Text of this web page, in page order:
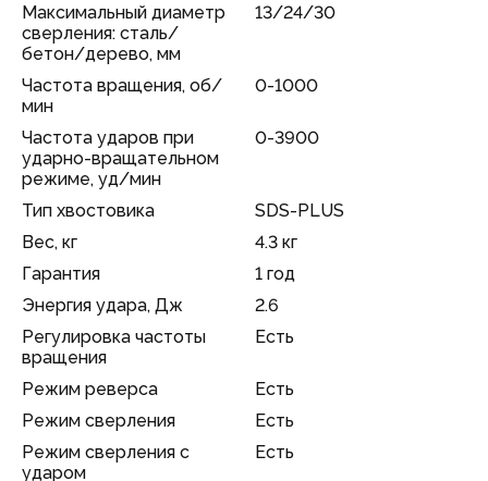
Максимальный диаметр
сверления: сталь/
бетон/дерево, мм
13/24/30
Частота вращения, об/
мин
0-1000
Частота ударов при
ударно-вращательном
режиме, уд/мин
0-3900
Тип хвостовика
SDS-PLUS
Вес, кг
4.3 кг
Гарантия
1 год
Энергия удара, Дж
2.6
Регулировка частоты
вращения
Есть
Режим реверса
Есть
Режим сверления
Есть
Режим сверления с
ударом
Есть